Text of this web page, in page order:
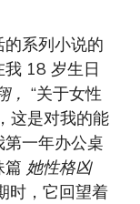
系列小说的
18 岁生日
， “关于女性
这是对我的能
一年办公桌
篇 她性格凶
时，它回望着